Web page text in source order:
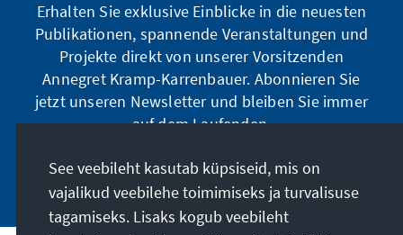
Erhalten Sie exklusive Einblicke in die neuesten
Publikationen, spannende Veranstaltungen und
Projekte direkt von unserer Vorsitzenden
Annegret Kramp-Karrenbauer. Abonnieren Sie
jetzt unseren Newsletter und bleiben Sie immer
auf dem Laufenden.
Jetzt abonnieren
See veebileht kasutab küpsiseid, mis on
vajalikud veebilehe toimimiseks ja turvalisuse
tagamiseks. Lisaks kogub veebileht